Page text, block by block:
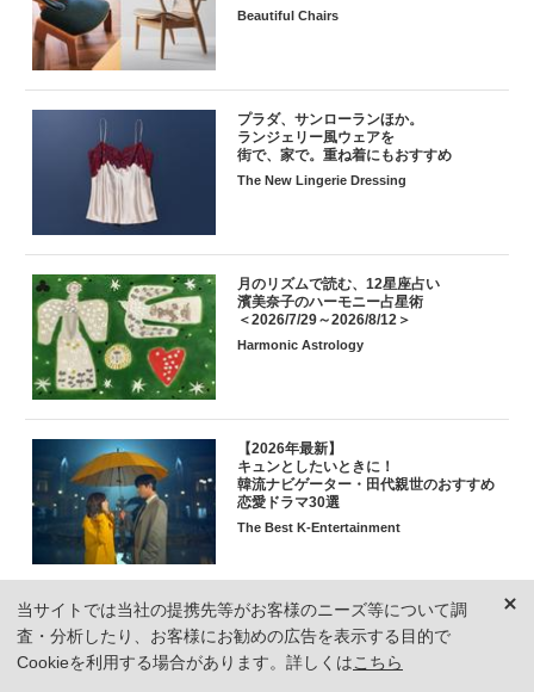
Beautiful Chairs
プラダ、サンローランほか。
ランジェリー風ウェアを
街で、家で。重ね着にもおすすめ
The New Lingerie Dressing
月のリズムで読む、12星座占い
濱美奈子のハーモニー占星術
＜2026/7/29～2026/8/12＞
Harmonic Astrology
【2026年最新】
キュンとしたいときに！
韓流ナビゲーター・田代親世のおすすめ
恋愛ドラマ30選
The Best K-Entertainment
【丸テーブルの名品34選】
北欧や日本の名作から注目作まで。
ダイニングを美しく彩る円卓まとめ
Designer's Round Tables
当サイトでは当社の提携先等がお客様のニーズ等について調
査・分析したり、お客様にお勧めの広告を表示する目的で
Cookieを利用する場合があります。詳しくはこちら